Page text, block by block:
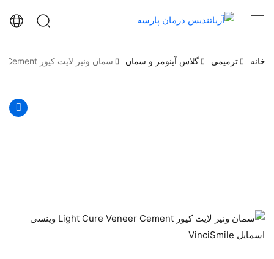
خانه ترمیمی گلاس آینومر و سمان سمان ونیر لایت کیور Light Cure Veneer Cement وینسی اسمایل VinciSmile